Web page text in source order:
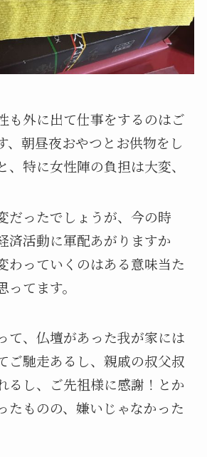
も外に出て仕事をするのはご
、朝昼夜おやつとお供物をし
、特に女性陣の負担は大変、
だったでしょうが、今の時
済活動に軍配あがりますか
わっていくのはある意味当た
てます。
て、仏壇があった我が家には
ご馳走あるし、親戚の叔父叔
るし、ご先祖様に感謝！とか
たものの、嫌いじゃなかった